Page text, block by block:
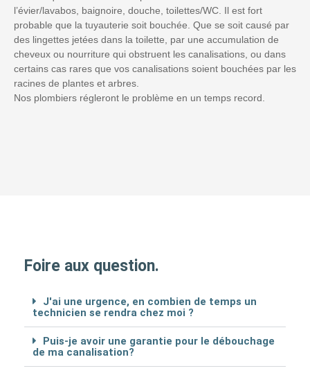
l’évier/lavabos, baignoire, douche, toilettes/WC. Il est fort
probable que la tuyauterie soit bouchée. Que se soit causé par
des lingettes jetées dans la toilette, par une accumulation de
cheveux ou nourriture qui obstruent les canalisations, ou dans
certains cas rares que vos canalisations soient bouchées par les
racines de plantes et arbres.
Nos plombiers régleront le problème en un temps record.
Foire aux question.
J'ai une urgence, en combien de temps un
technicien se rendra chez moi ?
Puis-je avoir une garantie pour le débouchage
de ma canalisation?